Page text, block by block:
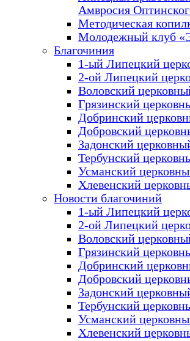
Амвросия
Методическая
Молодежный клуб
Благочиния
1-ый Липецкий
2-ой Липецкий
Воловский
Грязинский
Добринский
Добровский
Задонский
Тербунский
Усманский
Хлевенский
Новости благочиний
1-ый Липецкий
2-ой Липецкий
Воловский
Грязинский
Добринский
Добровский
Задонский
Тербунский
Усманский
Хлевенский